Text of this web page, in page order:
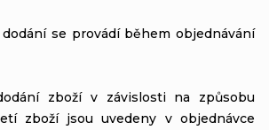
se provádí během objednávání
zboží v závislosti na způsobu
zboží jsou uvedeny v objednávce